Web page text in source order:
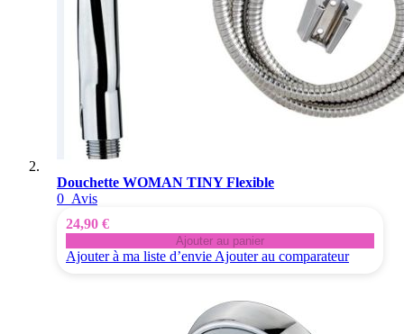
Douchette WOMAN TINY Flexible
0 Avis
24,90 €
Ajouter au panier
Ajouter à ma liste d’envie Ajouter au comparateur